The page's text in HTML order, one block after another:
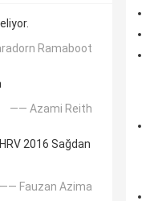
Ramaboot
—— Azami Reith
2016 Sağdan
—— Fauzan Azima